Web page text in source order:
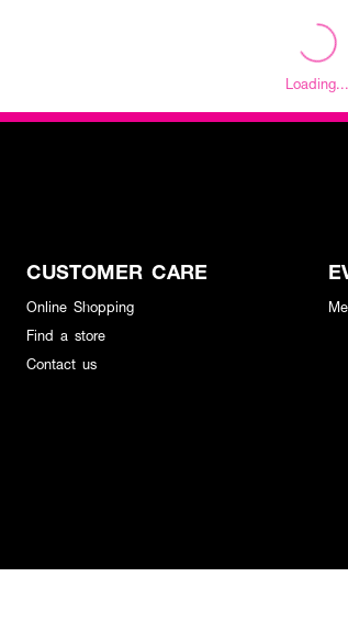
CUSTOMER CARE
Online Shopping
Find a store
Contact us